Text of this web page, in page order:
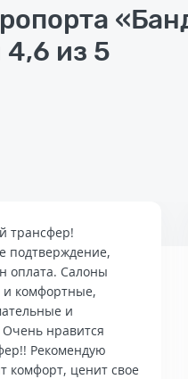
из 5
трансфер!
подтверждение,
оплата. Салоны
комфортные,
и
нравится
Рекомендую
комфорт, ценит свое